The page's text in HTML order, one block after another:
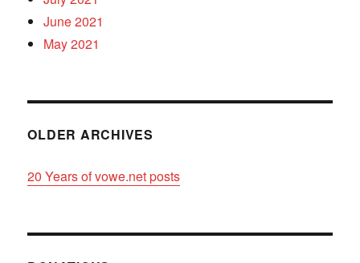
June 2021
May 2021
OLDER ARCHIVES
20 Years of vowe.net posts